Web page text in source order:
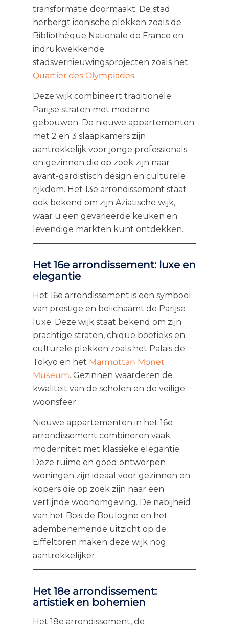
transformatie doormaakt. De stad
herbergt iconische plekken zoals de
Bibliothèque Nationale de France en
indrukwekkende
stadsvernieuwingsprojecten zoals het
Quartier des Olympiades.
Deze wijk combineert traditionele
Parijse straten met moderne
gebouwen. De nieuwe appartementen
met 2 en 3 slaapkamers zijn
aantrekkelijk voor jonge professionals
en gezinnen die op zoek zijn naar
avant-gardistisch design en culturele
rijkdom. Het 13e arrondissement staat
ook bekend om zijn Aziatische wijk,
waar u een gevarieerde keuken en
levendige markten kunt ontdekken.
Het 16e arrondissement: luxe en
elegantie
Het 16e arrondissement is een symbool
van prestige en belichaamt de Parijse
luxe. Deze wijk staat bekend om zijn
prachtige straten, chique boetieks en
culturele plekken zoals het Palais de
Tokyo en het Marmottan Monet
Museum. Gezinnen waarderen de
kwaliteit van de scholen en de veilige
woonsfeer.
Nieuwe appartementen in het 16e
arrondissement combineren vaak
moderniteit met klassieke elegantie.
Deze ruime en goed ontworpen
woningen zijn ideaal voor gezinnen en
kopers die op zoek zijn naar een
verfijnde woonomgeving. De nabijheid
van het Bois de Boulogne en het
adembenemende uitzicht op de
Eiffeltoren maken deze wijk nog
aantrekkelijker.
Het 18e arrondissement:
artistiek en bohemien
Het 18e arrondissement, de